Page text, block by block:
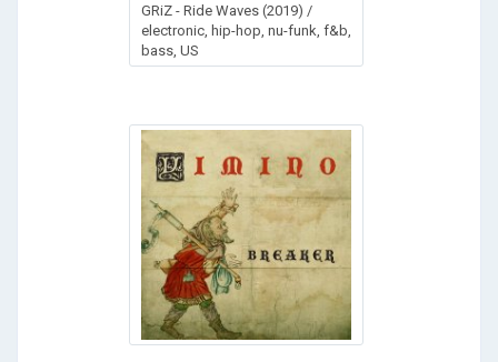
GRiZ - Ride Waves (2019) /
electronic, hip-hop, nu-funk, f&b,
bass, US